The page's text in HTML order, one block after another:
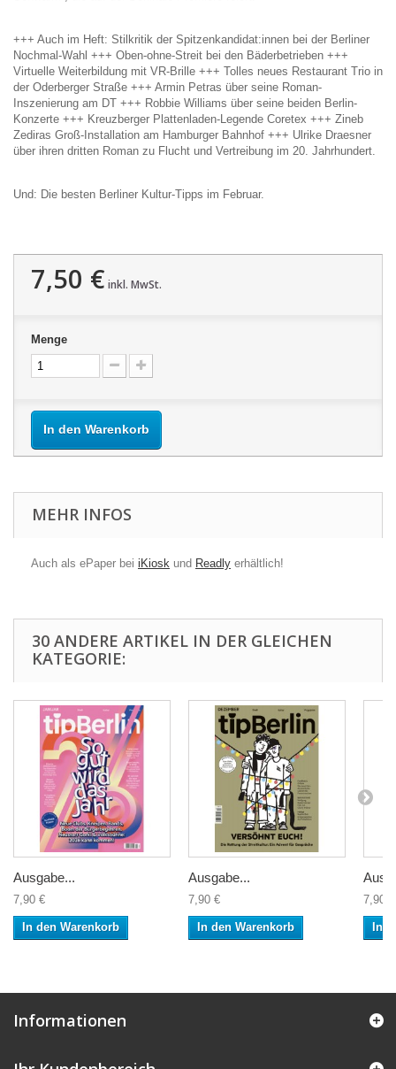
+++ Auch im Heft: Stilkritik der Spitzenkandidat:innen bei der Berliner
Nochmal-Wahl +++ Oben-ohne-Streit bei den Bäderbetrieben +++
Virtuelle Weiterbildung mit VR-Brille +++ Tolles neues Restaurant Trio in
der Oderberger Straße +++ Armin Petras über seine Roman-
Inszenierung am DT +++ Robbie Williams über seine beiden Berlin-
Konzerte +++ Kreuzberger Plattenladen-Legende Coretex +++ Zineb
Zediras Groß-Installation am Hamburger Bahnhof +++ Ulrike Draesner
über ihren dritten Roman zu Flucht und Vertreibung im 20. Jahrhundert.
Und: Die besten Berliner Kultur-Tipps im Februar.
7,50 € inkl. MwSt.
Menge
In den Warenkorb
MEHR INFOS
Auch als ePaper bei iKiosk und Readly erhältlich!
30 ANDERE ARTIKEL IN DER GLEICHEN
KATEGORIE:
Ausgabe...
7,90 €
In den Warenkorb
Ausgabe...
7,90 €
In den Warenkorb
7,90 €
In
Informationen